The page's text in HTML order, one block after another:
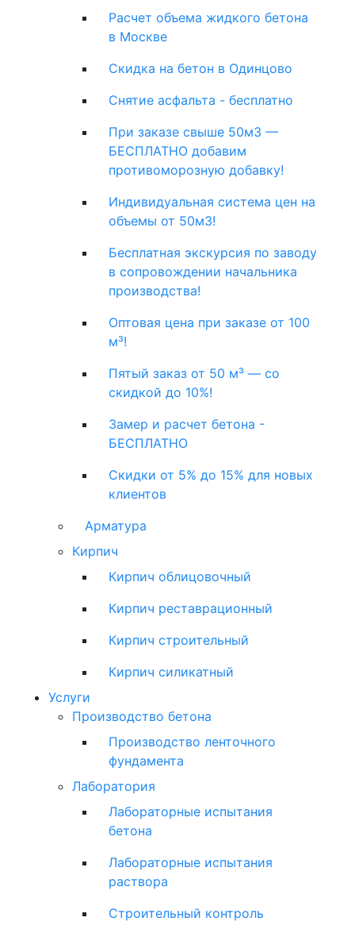
Расчет объема жидкого бетона
в Москве
Скидка на бетон в Одинцово
Снятие асфальта - бесплатно
При заказе свыше 50м3 —
БЕСПЛАТНО добавим
противоморозную добавку!
Индивидуальная система цен на
объемы от 50м3!
Бесплатная экскурсия по заводу
в сопровождении начальника
производства!
Оптовая цена при заказе от 100
м³!
Пятый заказ от 50 м³ — со
скидкой до 10%!
Замер и расчет бетона -
БЕСПЛАТНО
Скидки от 5% до 15% для новых
клиентов
Арматура
Кирпич
Кирпич облицовочный
Кирпич реставрационный
Кирпич строительный
Кирпич силикатный
Услуги
Производство бетона
Производство ленточного
фундамента
Лаборатория
Лабораторные испытания
бетона
Лабораторные испытания
раствора
Строительный контроль